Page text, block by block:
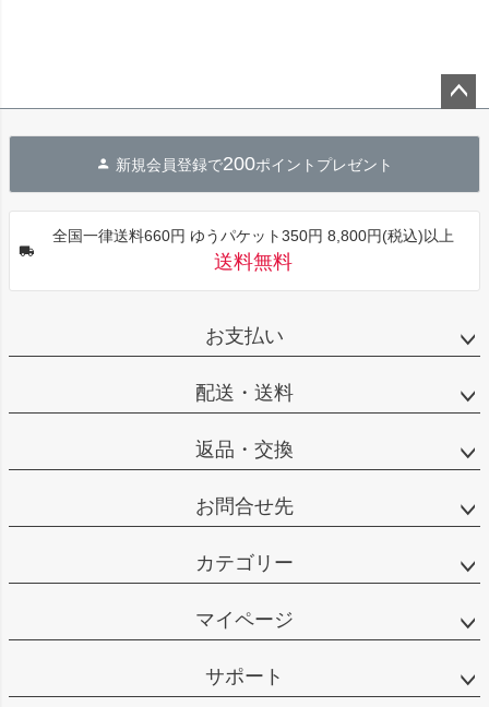
へ
新規会員登録で200ポイントプレゼント
全国一律送料660円 ゆうパケット350円 8,800円(税込)以上
送料無料
お支払い
配送・送料
返品・交換
お問合せ先
カテゴリー
マイページ
サポート